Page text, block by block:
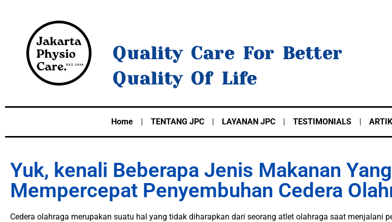
Quality Care For Better
Quality Of Life
Home TENTANG JPC LAYANAN JPC TESTIMONIALS
Yuk, kenali Beberapa Jenis Makanan
Mempercepat Penyembuhan Cedera
Cedera olahraga merupakan suatu hal yang tidak diharapkan dari seorang atlet olahraga saat menjalani